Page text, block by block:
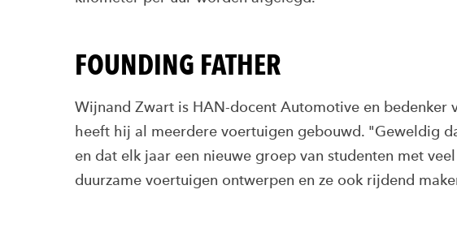
FOUNDING FATHER
Wijnand Zwart is HAN-docent Automotive en bedenker
heeft hij al meerdere voertuigen gebouwd. "Geweldig
en dat elk jaar een nieuwe groep van studenten met
duurzame voertuigen ontwerpen en ze ook rijdend